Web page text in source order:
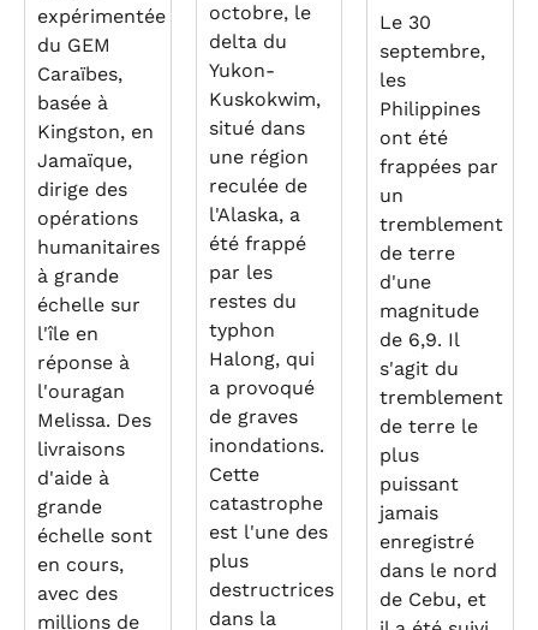
expérimentée
du GEM
Caraïbes,
basée à
Kingston, en
Jamaïque,
dirige des
opérations
humanitaires
à grande
échelle sur
l'île en
réponse à
l'ouragan
Melissa. Des
livraisons
d'aide à
grande
échelle sont
en cours,
avec des
millions de
octobre, le
delta du
Yukon-
Kuskokwim,
situé dans
une région
reculée de
l'Alaska, a
été frappé
par les
restes du
typhon
Halong, qui
a provoqué
de graves
inondations.
Cette
catastrophe
est l'une des
plus
destructrices
dans la
Le 30
septembre,
les
Philippines
ont été
frappées par
un
tremblement
de terre
d'une
magnitude
de 6,9. Il
s'agit du
tremblement
de terre le
plus
puissant
jamais
enregistré
dans le nord
de Cebu, et